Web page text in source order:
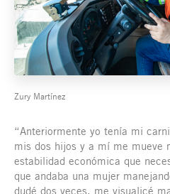
Zury Martínez
“Anteriormente yo tenía mi
mis dos hijos y a mí me mueve
estabilidad económica que
que andaba una mujer
dudé dos veces, me visualicé